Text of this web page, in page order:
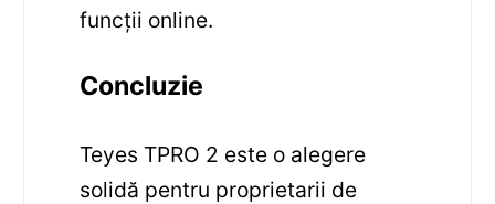
funcții online.
Concluzie
Teyes TPRO 2 este o alegere
solidă pentru proprietarii de